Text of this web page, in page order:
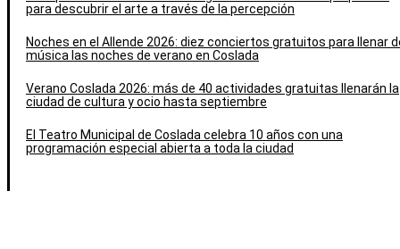
para descubrir el arte a través de la percepción
Noches en el Allende 2026: diez conciertos gratuitos para llenar
música las noches de verano en Coslada
Verano Coslada 2026: más de 40 actividades gratuitas llenarán la
ciudad de cultura y ocio hasta septiembre
El Teatro Municipal de Coslada celebra 10 años con una
programación especial abierta a toda la ciudad